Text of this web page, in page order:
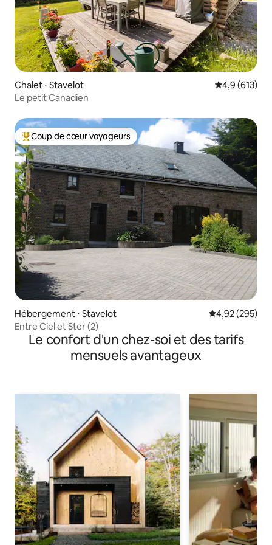
Chalet ⋅ Stavelot Évaluation
4,9 (613)
Le petit Canadien
Coups de cœur voyageurs les plus appréciés
Coup de cœur voyageurs
Hébergement ⋅ Stavelot Évaluation
4,92 (295)
Entre Ciel et Ster (2)
Le confort d'un chez-soi et des tarifs
mensuels avantageux